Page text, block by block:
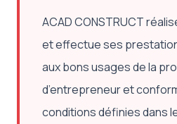
ACAD CONSTRUCT
et effectue ses
aux bons usages de la
d’entrepreneur et
conditions définies dans